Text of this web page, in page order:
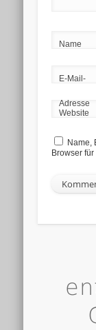
Name
E-Mail-
Adresse
Website
Name,
Browser